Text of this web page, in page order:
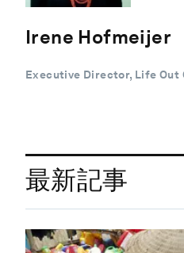
Irene Hofmeijer
Executive Director, Life Out
最新記事